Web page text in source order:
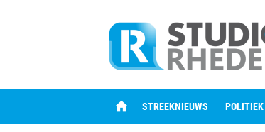
home STREEKNIEUWS POLITIEK